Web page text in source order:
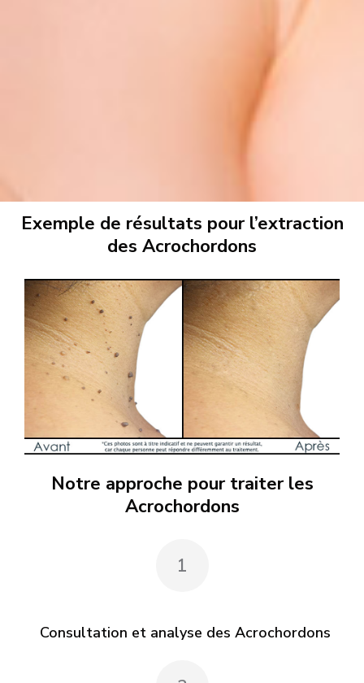
Exemple de résultats pour l’extraction
des Acrochordons
Notre approche pour traiter les
Acrochordons
1
Consultation et analyse des Acrochordons